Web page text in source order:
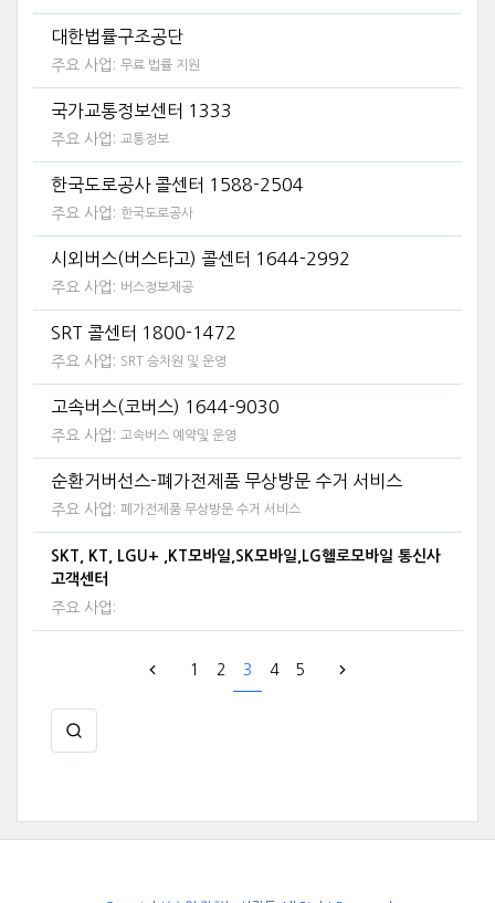
대한법률구조공단
주요 사업: 무료 법률 지원
국가교통정보센터 1333
주요 사업: 교통정보
한국도로공사 콜센터 1588-2504
주요 사업: 한국도로공사
시외버스(버스타고) 콜센터 1644-2992
주요 사업: 버스정보제공
SRT 콜센터 1800-1472
주요 사업: SRT 승차원 및 운영
고속버스(코버스) 1644-9030
주요 사업: 고속버스 예약및 운영
순환거버선스-폐가전제품 무상방문 수거 서비스
주요 사업: 폐가전제품 무상방문 수거 서비스
SKT, KT, LGU+ ,KT모바일,SK모바일,LG헬로모바일 통신사
고객센터
주요 사업:
1 2 3 4 5